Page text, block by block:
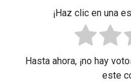
¡Haz clic en una
Hasta ahora, ¡no hay
este